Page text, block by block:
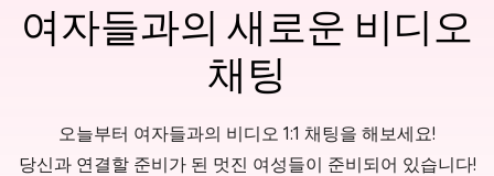
여자들과의 새로운 비디오
채팅
오늘부터 여자들과의 비디오 1:1 채팅을 해보세요!
당신과 연결할 준비가 된 멋진 여성들이 준비되어 있습니다!